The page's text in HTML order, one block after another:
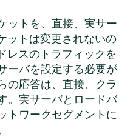
ットを、直接、実サー
ットは変更されないの
レスのトラフィックを
ーバを設定する必要が
の応答は、直接、クラ
。実サーバとロードバ
トワークセグメントに